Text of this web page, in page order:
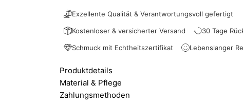
Exzellente Qualität & Verantwortungsvoll gefertigt
Kostenloser & versicherter Versand 30 Tage
Schmuck mit Echtheitszertifikat Lebenslanger
Produktdetails
Material & Pflege
Zahlungsmethoden